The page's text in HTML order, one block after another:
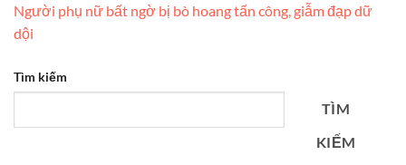
Người phụ nữ bất ngờ bị bò hoang tấn công, giẫm đạp dữ
dội
Tìm kiếm
TÌM
KIẾM